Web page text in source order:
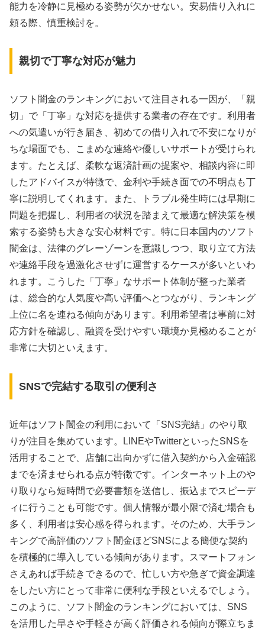
能力を冷静に見極める姿勢が欠かせない。安易借り入れに
頼る際、慎重検討を。
親切で丁寧な対応が魅力
ソフト闇金のランキングにおいて注目される一因が、「親
切」で「丁寧」な対応を提供する業者の存在です。利用者
への気遣いが行き届き、初めての借り入れで不安になりが
ちな場面でも、こまめな連絡や優しいサポートが受けられ
ます。たとえば、柔軟な返済計画の提案や、相談内容に即
したアドバイスが特徴で、金利や手続き面での不明点も丁
寧に説明してくれます。また、トラブル発生時には早期に
問題を把握し、利用者の状況を踏まえて最適な解決策を模
索する姿勢も大きな安心材料です。特に日本国内のソフト
闇金は、法律のグレーゾーンを意識しつつ、取り立て方法
や連絡手段を過激化させずに運営するケースが多いといわ
れます。こうした「丁寧」なサポート体制が整った業者
は、総合的な人気度や高い評価へとつながり、ランキング
上位に名を連ねる傾向があります。利用希望者は事前に対
応方針を確認し、融資を受けやすい環境か見極めることが
非常に大切といえます。
SNSで完結する取引の便利さ
近年はソフト闇金の利用において「SNS完結」のやり取
りが注目を集めています。LINEやTwitterといったSNSを
活用することで、店舗に出向かずに借入契約から入金確認
までを済ませられる点が特徴です。インターネット上のや
り取りなら短時間で必要書類を送信し、振込までスピーデ
ィに行うことも可能です。個人情報が最小限で済む場合も
多く、利用者は安心感を得られます。そのため、大手ラン
キングで高評価のソフト闇金ほどSNSによる簡便な契約
を積極的に導入している傾向があります。スマートフォン
さえあれば手続きできるので、忙しい方や急ぎで資金調達
をしたい方にとって非常に便利な手段といえるでしょう。
このように、ソフト闇金のランキングにおいては、SNS
を活用した早さや手軽さが高く評価される傾向が際立ちま